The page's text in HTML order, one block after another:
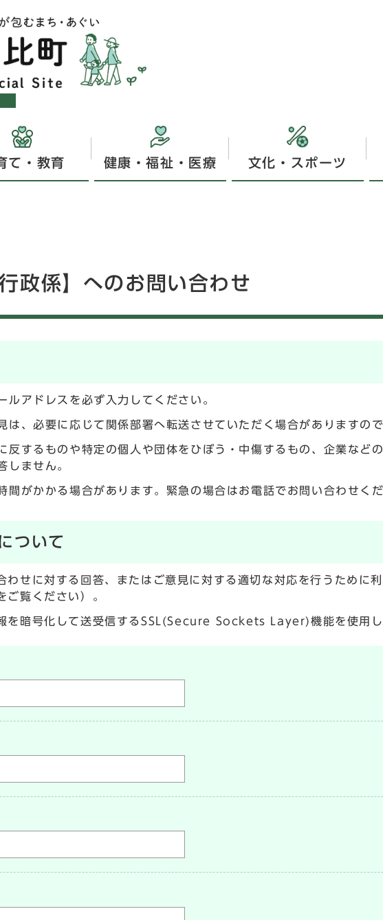
て・教育 健康・福祉・医療 文化・スポーツ
政係】へのお問い合わせ
ルアドレスを必ず入力してください。
は、必要に応じて関係部署へ転送させていただく場合がありますの
反するものや特定の個人や団体をひぼう・中傷するもの、企業など
しません。
間がかかる場合があります。緊急の場合はお電話でお問い合わせくだ
ついて
わせに対する回答、またはご意見に対する適切な対応を行うために
ご覧ください）。
を暗号化して送受信するSSL(Secure Sockets Layer)機能を使用し